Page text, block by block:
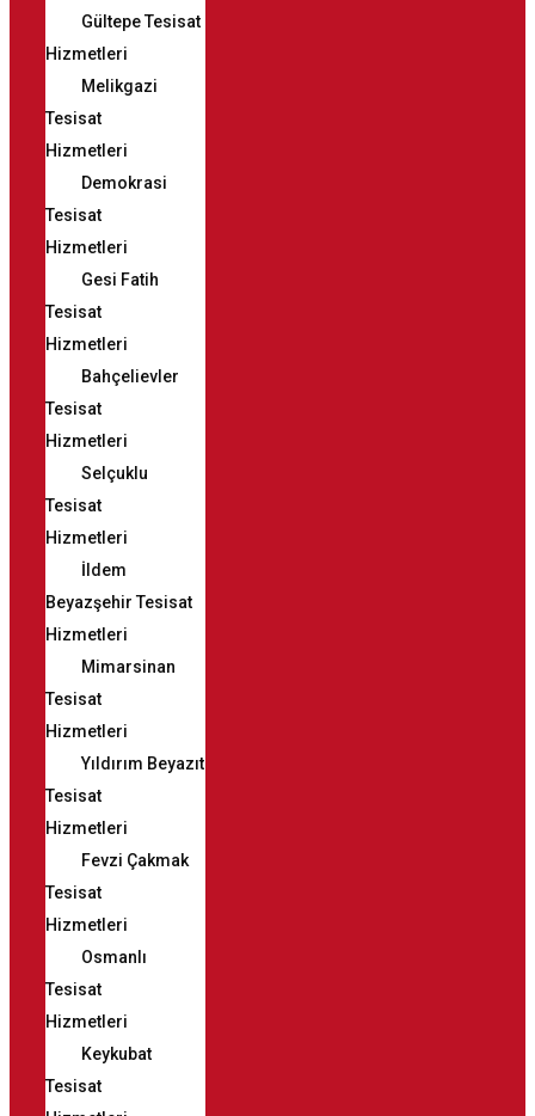
Gültepe Tesisat
Hizmetleri
Melikgazi
Tesisat
Hizmetleri
Demokrasi
Tesisat
Hizmetleri
Gesi Fatih
Tesisat
Hizmetleri
Bahçelievler
Tesisat
Hizmetleri
Selçuklu
Tesisat
Hizmetleri
İldem
Beyazşehir Tesisat
Hizmetleri
Mimarsinan
Tesisat
Hizmetleri
Yıldırım Beyazıt
Tesisat
Hizmetleri
Fevzi Çakmak
Tesisat
Hizmetleri
Osmanlı
Tesisat
Hizmetleri
Keykubat
Tesisat